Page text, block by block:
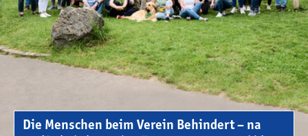
Die Menschen beim Verein Behindert – na